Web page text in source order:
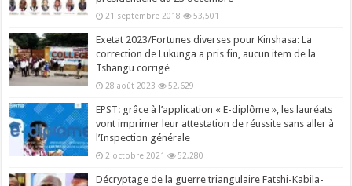
21 septembre 2018 53,501
Exetat 2023/Fortunes diverses pour Kinshasa: La
correction de Lukunga a pris fin, aucun item de la
Tshangu corrigé
28 août 2023 52,629
EPST: grâce à l’application « E-diplôme », les lauréats
vont imprimer leur attestation de réussite sans aller à
l’Inspection générale
2 octobre 2021 52,280
Décryptage de la guerre triangulaire Fatshi-Kabila-